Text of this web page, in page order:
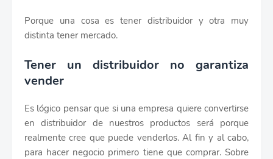
Porque una cosa es tener distribuidor y otra muy
distinta tener mercado.
Tener un distribuidor no garantiza
vender
Es lógico pensar que si una empresa quiere convertirse
en distribuidor de nuestros productos será porque
realmente cree que puede venderlos. Al fin y al cabo,
para hacer negocio primero tiene que comprar. Sobre